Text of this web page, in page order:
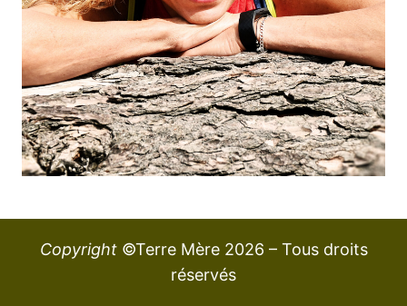
Copyright©Terre Mère 2026 – Tous droits
réservés